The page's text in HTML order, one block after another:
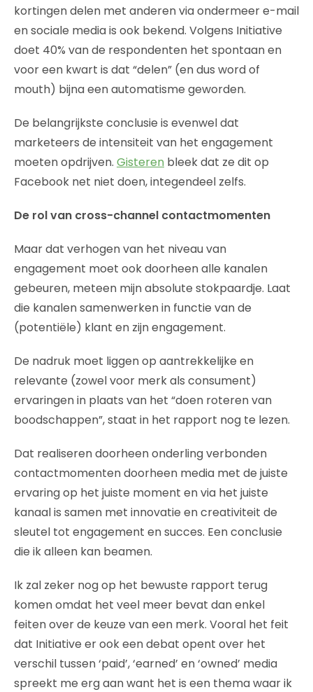
kortingen delen met anderen via ondermeer e-mail
en sociale media is ook bekend. Volgens Initiative
doet 40% van de respondenten het spontaan en
voor een kwart is dat “delen” (en dus word of
mouth) bijna een automatisme geworden.
De belangrijkste conclusie is evenwel dat
marketeers de intensiteit van het engagement
moeten opdrijven. Gisteren bleek dat ze dit op
Facebook net niet doen, integendeel zelfs.
De rol van cross-channel contactmomenten
Maar dat verhogen van het niveau van
engagement moet ook doorheen alle kanalen
gebeuren, meteen mijn absolute stokpaardje. Laat
die kanalen samenwerken in functie van de
(potentiële) klant en zijn engagement.
De nadruk moet liggen op aantrekkelijke en
relevante (zowel voor merk als consument)
ervaringen in plaats van het “doen roteren van
boodschappen”, staat in het rapport nog te lezen.
Dat realiseren doorheen onderling verbonden
contactmomenten doorheen media met de juiste
ervaring op het juiste moment en via het juiste
kanaal is samen met innovatie en creativiteit de
sleutel tot engagement en succes. Een conclusie
die ik alleen kan beamen.
Ik zal zeker nog op het bewuste rapport terug
komen omdat het veel meer bevat dan enkel
feiten over de keuze van een merk. Vooral het feit
dat Initiative er ook een debat opent over het
verschil tussen ‘paid’, ‘earned’ en ‘owned’ media
spreekt me erg aan want het is een thema waar ik